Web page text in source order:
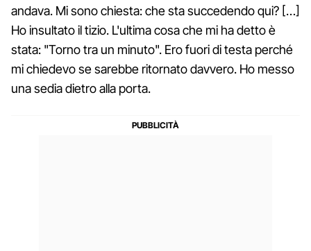
andava. Mi sono chiesta: che sta succedendo qui? […]
Ho insultato il tizio. L'ultima cosa che mi ha detto è
stata: "Torno tra un minuto". Ero fuori di testa perché
mi chiedevo se sarebbe ritornato davvero. Ho messo
una sedia dietro alla porta.